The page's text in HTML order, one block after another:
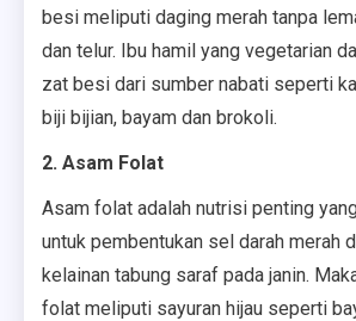
besi meliputi daging merah tanpa
dan telur. Ibu hamil yang vegetarian
zat besi dari sumber nabati seperti
biji bijian, bayam dan brokoli.
2. Asam Folat
Asam folat adalah nutrisi penting
untuk pembentukan sel darah merah
kelainan tabung saraf pada janin.
folat meliputi sayuran hijau seperti